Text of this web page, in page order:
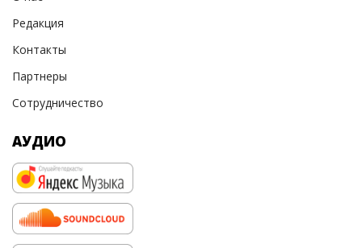
Редакция
Контакты
Партнеры
Сотрудничество
АУДИО